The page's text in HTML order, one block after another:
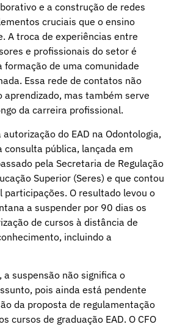
e a construção de redes
cruciais que o ensino
A troca de experiências entre
e profissionais do setor é
formação de uma comunidade
Essa rede de contatos não
aprendizado, mas também serve
da carreira profissional.
do EAD na Odontologia,
consulta pública, lançada em
pela Secretaria de Regulação
Superior (Seres) e que contou
participações. O resultado levou o
a suspender por 90 dias os
de cursos à distância de
incluindo a
a suspensão não significa o
pois ainda está pendente
da proposta de regulamentação
cursos de graduação EAD. O CFO